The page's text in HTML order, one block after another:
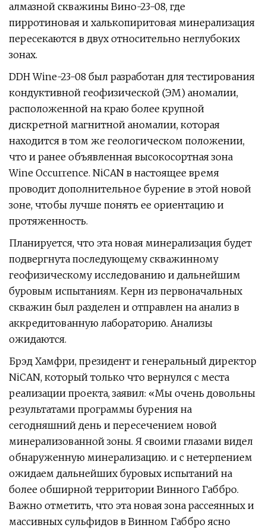
алмазной скважины Вино-23-08, где
пирротиновая и халькопиритовая минерализация
пересекаются в двух относительно неглубоких
зонах.
DDH Wine-23-08 был разработан для тестирования
кондуктивной геофизической (ЭМ) аномалии,
расположенной на краю более крупной
дискретной магнитной аномалии, которая
находится в том же геологическом положении,
что и ранее объявленная высокосортная зона
Wine Occurrence. NiCAN в настоящее время
проводит дополнительное бурение в этой новой
зоне, чтобы лучше понять ее ориентацию и
протяженность.
Планируется, что эта новая минерализация будет
подвергнута последующему скважинному
геофизическому исследованию и дальнейшим
буровым испытаниям. Керн из первоначальных
скважин был разделен и отправлен на анализ в
аккредитованную лабораторию. Анализы
ожидаются.
Брэд Хамфри, президент и генеральный директор
NiCAN, который только что вернулся с места
реализации проекта, заявил: «Мы очень довольны
результатами программы бурения на
сегодняшний день и пересечением новой
минерализованной зоны. Я своими глазами видел
обнаруженную минерализацию. и с нетерпением
ожидаем дальнейших буровых испытаний на
более обширной территории Винного Габбро.
Важно отметить, что эта новая зона рассеянных и
массивных сульфидов в Винном Габбро ясно